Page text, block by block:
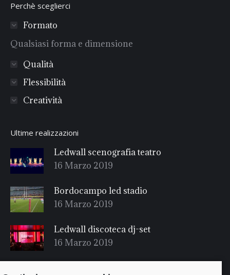
Perchè sceglierci
Formato
Qualsiasi forma e dimensione
Qualità
Flessibilità
Creatività
Ultime realizzazioni
Ledwall scenografia teatro
16 Marzo 2019
Bordocampo led stadio
16 Marzo 2019
Ledwall discoteca dj-set
16 Marzo 2019